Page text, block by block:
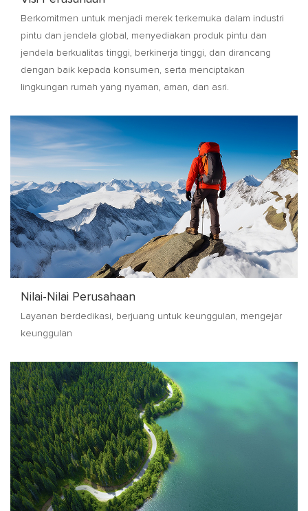
Berkomitmen untuk menjadi merek terkemuka dalam industri
pintu dan jendela global, menyediakan produk pintu dan
jendela berkualitas tinggi, berkinerja tinggi, dan dirancang
dengan baik kepada konsumen, serta menciptakan
lingkungan rumah yang nyaman, aman, dan asri.
Nilai-Nilai Perusahaan
Layanan berdedikasi, berjuang untuk keunggulan, mengejar
keunggulan